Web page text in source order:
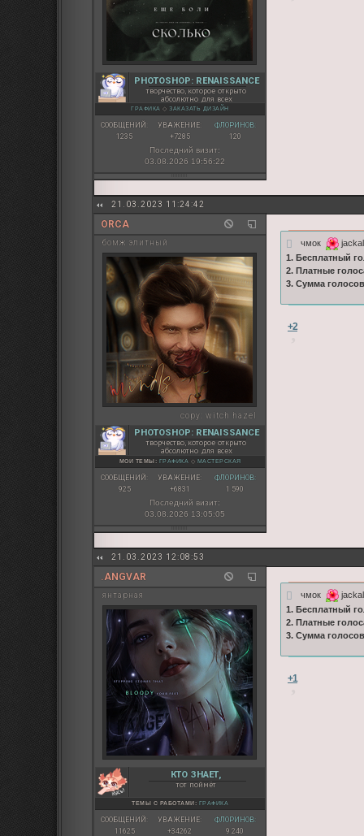
PHOTOSHOP: RENAISSANCE
творчество, которое открыто
абсолютно для всех
ГРАФИКА ◇ЗАКАЗАТЬ ДИЗАЙН
СООБЩЕНИЙ:
1235
УВАЖЕНИЕ:
+7285
ФЛОРИНОВ:
120
Последний визит:
03.08.2026 19:56:22
21.03.2023 11:24:42
ORCA
бомж элитный
copy: witch hazel
PHOTOSHOP: RENAISSANCE
творчество, которое открыто
абсолютно для всех
МОИ ТЕМЫ: ГРАФИКА ◇ МАСТЕРСКАЯ
СООБЩЕНИЙ:
925
УВАЖЕНИЕ:
+6831
ФЛОРИНОВ:
1 590
Последний визит:
03.08.2026 13:05:05
чмок
jackal
1. Бесплатный
2. Платные
3. Сумма
+2
21.03.2023 12:08:53
.ANGVAR
янтарная
КТО ЗНАЕТ,
тот поймёт
ТЕМЫ С РАБОТАМИ: ГРАФИКА
СООБЩЕНИЙ:
11625
УВАЖЕНИЕ:
+34262
ФЛОРИНОВ:
9 240
чмок
jackal
1. Бесплатный
2. Платные
3. Сумма
+1